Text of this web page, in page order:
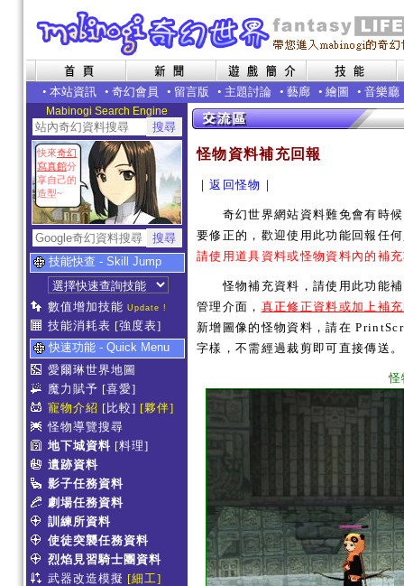
• 本站資訊 • 奇幻會員 • 留言版 • 主題討論 • 藝廊 • 繪圖 • 音樂廳
Mabinogi Search Engine
快來奇幻
寫真館分
享自己的
造型~
技能快查 - Skill Jump
數值增加技能 Update !
技能消耗表 [強度表]
快速功能 - Quick Menu
愛爾琳世界地圖
魔力賦予 [喜愛]
寵物介紹 [比較] [夥伴]
怪物導覽搜尋
地下城資料 [料理]
遺跡資料
影子任務資料
劇場任務資料
訓練所資料
使徒突襲任務資料
烈焰見習騎士團資料
武器改造模擬 [細工]
怪物資料補充回報
｜返回怪物 ｜
奇幻世界網站資料難免會有時候
要修正的，歡迎使用此功能回報任
請使用道具資料或怪物資料內的補
怪物補充資料，請使用此功能補
管理介面， 真正修正資料或加上補
新增圖像的怪物資料，請在
字樣，不需經過裁剪即可直接傳送。
怪